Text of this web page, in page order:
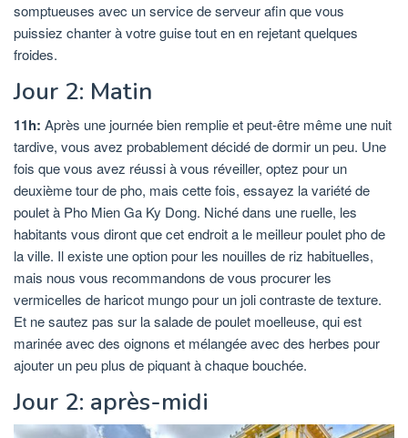
somptueuses avec un service de serveur afin que vous
puissiez chanter à votre guise tout en en rejetant quelques
froides.
Jour 2: Matin
11h: Après une journée bien remplie et peut-être même une nuit
tardive, vous avez probablement décidé de dormir un peu. Une
fois que vous avez réussi à vous réveiller, optez pour un
deuxième tour de pho, mais cette fois, essayez la variété de
poulet à Pho Mien Ga Ky Dong. Niché dans une ruelle, les
habitants vous diront que cet endroit a le meilleur poulet pho de
la ville. Il existe une option pour les nouilles de riz habituelles,
mais nous vous recommandons de vous procurer les
vermicelles de haricot mungo pour un joli contraste de texture.
Et ne sautez pas sur la salade de poulet moelleuse, qui est
marinée avec des oignons et mélangée avec des herbes pour
ajouter un peu plus de piquant à chaque bouchée.
Jour 2: après-midi